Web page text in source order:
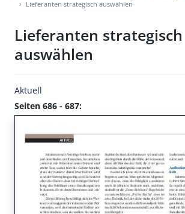
Lieferanten strategisch auswählen
Lieferanten strategisch
auswählen
Aktuell
Seiten 686 - 687: